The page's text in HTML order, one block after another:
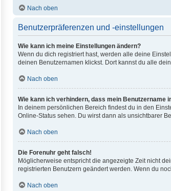
Nach oben
Benutzerpräferenzen und -einstellungen
Wie kann ich meine Einstellungen ändern?
Wenn du dich registriert hast, werden alle deine
deinen Benutzernamen klickst. Dort kannst du alle
Nach oben
Wie kann ich verhindern, dass mein Benutzername
In deinem persönlichen Bereich findest du in den
Online-Status sehen. Du wirst dann als unsichtbarer
Nach oben
Die Forenuhr geht falsch!
Möglicherweise entspricht die angezeigte Zeit nicht
registrierten Benutzern geändert werden. Wenn du
Nach oben